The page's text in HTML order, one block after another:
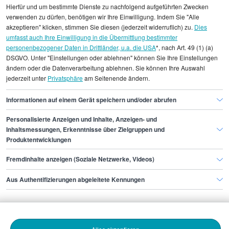
statistischen Erhebungen durch StepStone. Es sind
Durchschnittswerte und die Angaben können nicht
einzelnen Stellenangeboten zugeordnet werden.
Gehaltsinformationen
Management
Geschäftsführer/in
Geschäftsführer/in Stuttgart
Finde den Job,
der zu dir passt.
Bewerbende
Hierfür und um bestimmte Dienste zu nachfolgend aufgeführten Zwecken
verwenden zu dürfen, benötigen wir Ihre Einwilligung. Indem Sie "Alle
akzeptieren" klicken, stimmen Sie diesen (jederzeit widerruflich) zu. Dies
umfasst auch Ihre Einwilligung in die Übermittlung bestimmter
personenbezogener Daten in Drittländer, u.a. die USA*, nach Art. 49 (1) (a)
DSGVO. Unter "Einstellungen oder ablehnen" können Sie Ihre Einstellungen
ändern oder die Datenverarbeitung ablehnen. Sie können Ihre Auswahl
jederzeit unter Privatsphäream Seitenende ändern.
Informationen auf einem Gerät speichern und/oder abrufen
Personalisierte Anzeigen und Inhalte, Anzeigen- und
Inhaltsmessungen, Erkenntnisse über Zielgruppen und
Produktentwicklungen
Fremdinhalte anzeigen (Soziale Netzwerke, Videos)
Aus Authentifizierungen abgeleitete Kennungen